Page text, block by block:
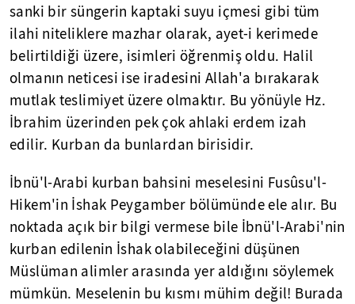
sanki bir süngerin kaptaki suyu içmesi gibi tüm
ilahi niteliklere mazhar olarak, ayet-i kerimede
belirtildiği üzere, isimleri öğrenmiş oldu. Halil
olmanın neticesi ise iradesini Allah'a bırakarak
mutlak teslimiyet üzere olmaktır. Bu yönüyle Hz.
İbrahim üzerinden pek çok ahlaki erdem izah
edilir. Kurban da bunlardan birisidir.
İbnü'l-Arabi kurban bahsini meselesini Fusûsu'l-
Hikem'in İshak Peygamber bölümünde ele alır. Bu
noktada açık bir bilgi vermese bile İbnü'l-Arabi'nin
kurban edilenin İshak olabileceğini düşünen
Müslüman alimler arasında yer aldığını söylemek
mümkün. Meselenin bu kısmı mühim değil! Burada